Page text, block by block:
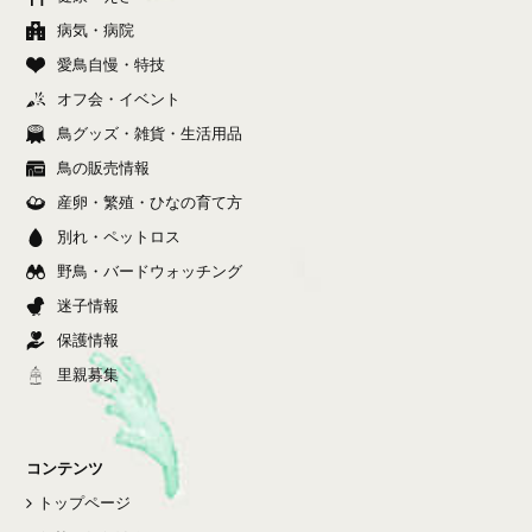
病気・病院
愛鳥自慢・特技
オフ会・イベント
鳥グッズ・雑貨・生活用品
鳥の販売情報
産卵・繁殖・ひなの育て方
別れ・ペットロス
野鳥・バードウォッチング
迷子情報
保護情報
里親募集
コンテンツ
トップページ